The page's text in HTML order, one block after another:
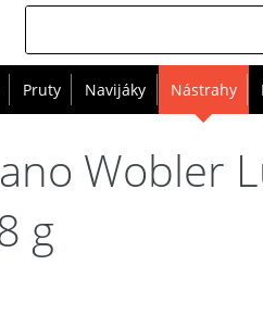
Pruty Navijáky Nástrahy
Wobler
g